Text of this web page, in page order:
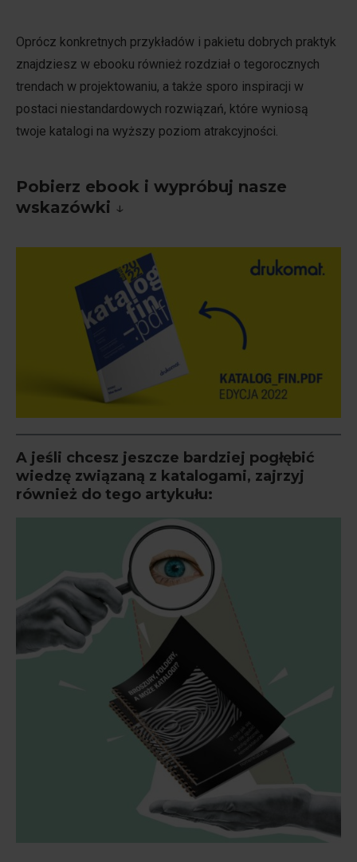
Oprócz konkretnych przykładów i pakietu dobrych praktyk
znajdziesz w ebooku również rozdział o tegorocznych
trendach w projektowaniu, a także sporo inspiracji w
postaci niestandardowych rozwiązań, które wyniosą
twoje katalogi na wyższy poziom atrakcyjności.
Pobierz ebook i wypróbuj nasze
wskazówki ↓
A jeśli chcesz jeszcze bardziej pogłębić
wiedzę związaną z katalogami, zajrzyj
również do tego artykułu: